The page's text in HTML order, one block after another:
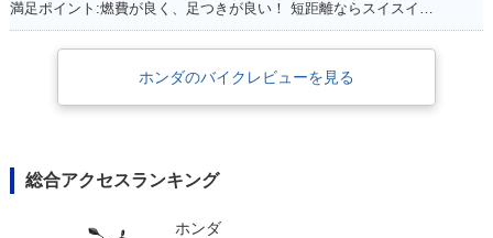
ホンダのバイクレビューを見る
総合アクセスランキング
ホンダ